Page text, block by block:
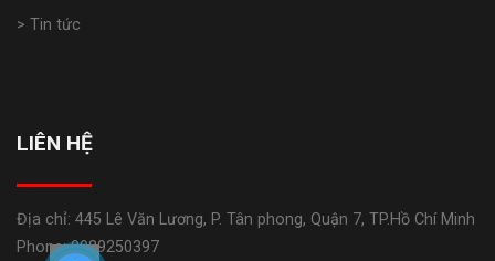
> Tin tức
LIÊN HỆ
Địa chỉ: 445 Lê Văn Lương, P. Tân phong, Quận 7, TP.Hồ Chí Minh
Phone: 0989250397